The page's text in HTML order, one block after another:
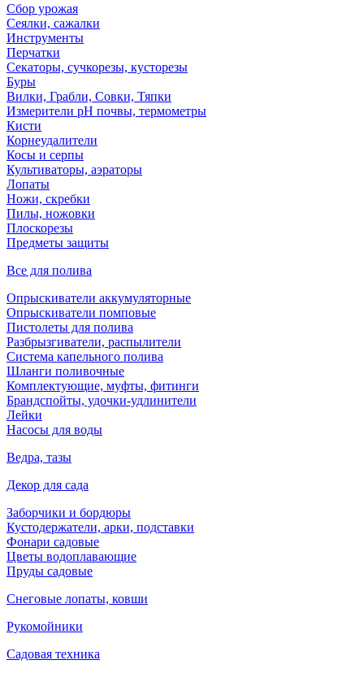
Сбор урожая
Сеялки, сажалки
Инструменты
Перчатки
Секаторы, сучкорезы, кусторезы
Буры
Вилки, Грабли, Совки, Тяпки
Измерители pH почвы, термометры
Кисти
Корнеудалители
Косы и серпы
Культиваторы, аэраторы
Лопаты
Ножи, скребки
Пилы, ножовки
Плоскорезы
Предметы защиты
Все для полива
Опрыскиватели аккумуляторные
Опрыскиватели помповые
Пистолеты для полива
Разбрызгиватели, распылители
Система капельного полива
Шланги поливочные
Комплектующие, муфты, фитинги
Брандспойты, удочки-удлинители
Лейки
Насосы для воды
Ведра, тазы
Декор для сада
Заборчики и бордюры
Кустодержатели, арки, подставки
Фонари садовые
Цветы водоплавающие
Пруды садовые
Снеговые лопаты, ковши
Рукомойники
Садовая техника